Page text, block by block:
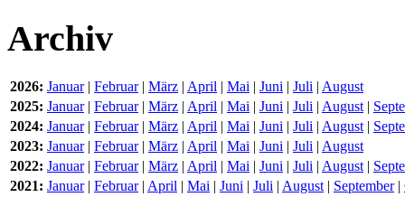
Archiv
2026: Januar| Februar| März | April | Mai | Juni | Juli | August
2025: Januar| Februar| März | April | Mai | Juni | Juli | August|
2024: Januar| Februar| März | April | Mai | Juni | Juli | August|
2023: Januar| Februar| März | April | Mai | Juni | Juli | August
2022: Januar| Februar| März | April | Mai | Juni | Juli | August|
2021: Januar| Februar| April | Mai | Juni | Juli | August| September|